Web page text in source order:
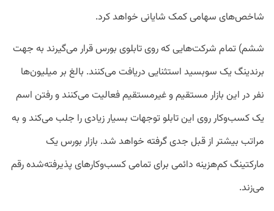
شاخص‌های سهامی کمک شایانی خواهد کرد.
ششم) تمام شرکت‌هایی که روی تابلوی بورس قرار می‌گیرند به جهت
برندینگ یک سوبسید استثنایی دریافت می‌کنند. بالغ بر میلیون‌ها
نفر در این بازار مستقیم و غیرمستقیم فعالیت می‌کنند و رفتن اسم
یک کسب‌وکار روی این تابلو توجهات بسیار زیادی را جلب می‌کند و به
مراتب بیشتر از قبل جدی گرفته خواهد شد. بازار بورس یک
مارکتینگ کم‌هزینه دائمی برای تمامی کسب‌وکارهای پذیرفته‌شده رقم
می‌زند.